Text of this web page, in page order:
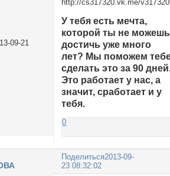
09-21
У тебя есть мечта,
которой ты не можешь
достичь уже много
лет? Мы поможем
сделать это за 90
Это работает у нас, а
значит, сработает и у
тебя.
0
Поделиться2013-09-
23 08:32:02